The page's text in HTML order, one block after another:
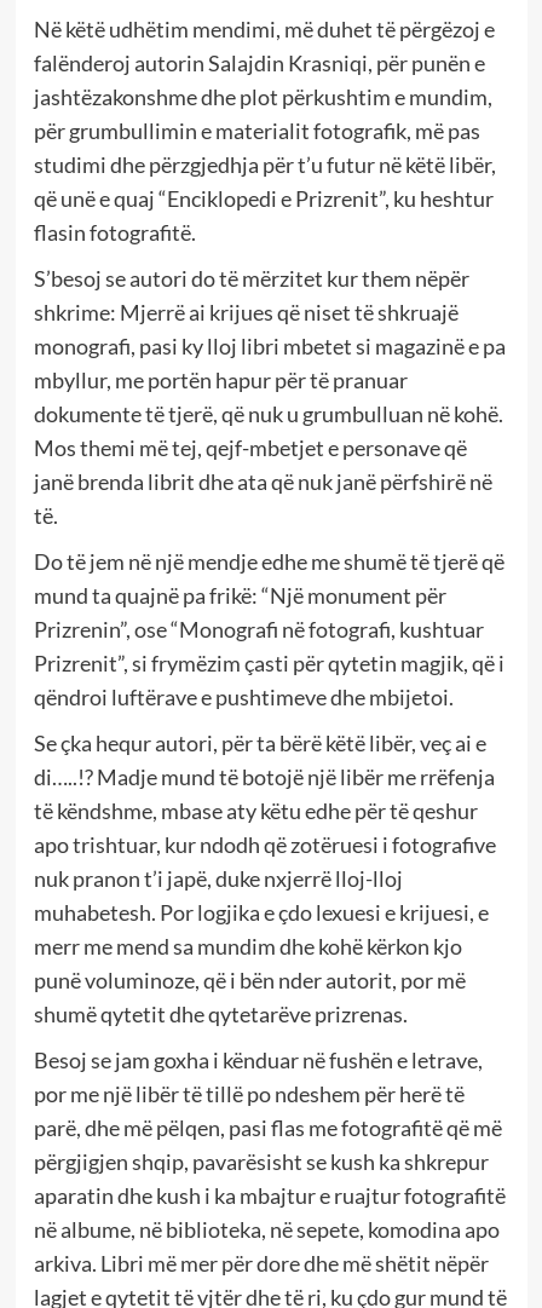
Në këtë udhëtim mendimi, më duhet të përgëzoj e
falënderoj autorin Salajdin Krasniqi, për punën e
jashtëzakonshme dhe plot përkushtim e mundim,
për grumbullimin e materialit fotografik, më pas
studimi dhe përzgjedhja për t’u futur në këtë libër,
që unë e quaj “Enciklopedi e Prizrenit”, ku heshtur
flasin fotografitë.
S’besoj se autori do të mërzitet kur them nëpër
shkrime: Mjerrë ai krijues që niset të shkruajë
monografi, pasi ky lloj libri mbetet si magazinë e pa
mbyllur, me portën hapur për të pranuar
dokumente të tjerë, që nuk u grumbulluan në kohë.
Mos themi më tej, qejf-mbetjet e personave që
janë brenda librit dhe ata që nuk janë përfshirë në
të.
Do të jem në një mendje edhe me shumë të tjerë që
mund ta quajnë pa frikë: “Një monument për
Prizrenin”, ose “Monografi në fotografi, kushtuar
Prizrenit”, si frymëzim çasti për qytetin magjik, që i
qëndroi luftërave e pushtimeve dhe mbijetoi.
Se çka hequr autori, për ta bërë këtë libër, veç ai e
di…..!? Madje mund të botojë një libër me rrëfenja
të këndshme, mbase aty këtu edhe për të qeshur
apo trishtuar, kur ndodh që zotëruesi i fotografive
nuk pranon t’i japë, duke nxjerrë lloj-lloj
muhabetesh. Por logjika e çdo lexuesi e krijuesi, e
merr me mend sa mundim dhe kohë kërkon kjo
punë voluminoze, që i bën nder autorit, por më
shumë qytetit dhe qytetarëve prizrenas.
Besoj se jam goxha i kënduar në fushën e letrave,
por me një libër të tillë po ndeshem për herë të
parë, dhe më pëlqen, pasi flas me fotografitë që më
përgjigjen shqip, pavarësisht se kush ka shkrepur
aparatin dhe kush i ka mbajtur e ruajtur fotografitë
në albume, në biblioteka, në sepete, komodina apo
arkiva. Libri më mer për dore dhe më shëtit nëpër
lagjet e qytetit të vjtër dhe të ri, ku çdo gur mund të